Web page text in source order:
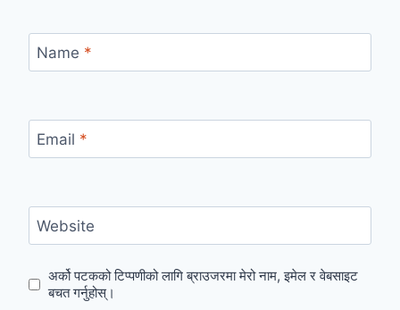
Name *
Email *
Website
अर्को पटकको टिप्पणीको लागि ब्राउजरमा मेरो नाम, इमेल र वेबसाइट
बचत गर्नुहोस्।